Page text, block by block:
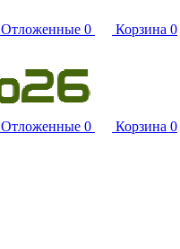
Отложенные 0 Корзина 0
Отложенные 0 Корзина 0